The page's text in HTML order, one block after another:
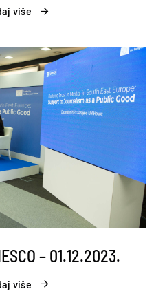
više
– 01.12.2023.
više